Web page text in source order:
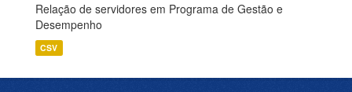
Relação de servidores em Programa de Gestão e
Desempenho
CSV